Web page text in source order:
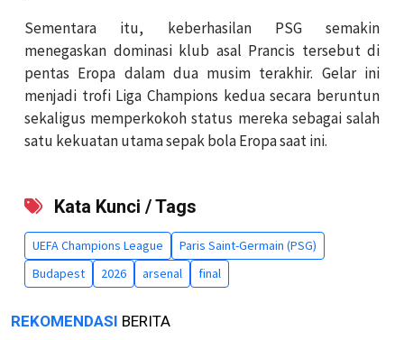
Sementara itu, keberhasilan PSG semakin
menegaskan dominasi klub asal Prancis tersebut di
pentas Eropa dalam dua musim terakhir. Gelar ini
menjadi trofi Liga Champions kedua secara beruntun
sekaligus memperkokoh status mereka sebagai salah
satu kekuatan utama sepak bola Eropa saat ini.
Kata Kunci / Tags
UEFA Champions League
Paris Saint-Germain (PSG)
Budapest
2026 arsenal final
REKOMENDASI BERITA